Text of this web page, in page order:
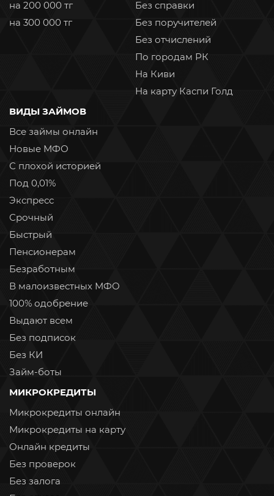
на 200 000 тг
на 300 000 тг
Без справки
Без поручителей
Без отчислений
По городам РК
На Киви
На карту Каспи Голд
ВИДЫ ЗАЙМОВ
Все займы онлайн
Новые МФО
С плохой историей
Под 0,01%
Экспресс
Срочный
Быстрый
Пенсионерам
Безработным
В малоизвестных МФО
100% одобрение
Выдают всем
Без подписок
Без КИ
Займ-боты
МИКРОКРЕДИТЫ
Микрокредиты онлайн
Микрокредиты на карту
Онлайн кредиты
Без проверок
Без залога